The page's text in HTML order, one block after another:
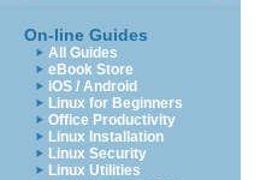
On-line Guides
All Guides
eBook Store
iOS / Android
Linux for Beginners
Office Productivity
Linux Installation
Linux Security
Linux Utilities